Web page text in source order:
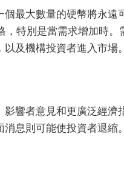
最大數量的硬幣將永遠
特別是當需求增加時。
及機構投資者進入市場。
響者意見和更廣泛經濟
息則可能使投資者退縮。